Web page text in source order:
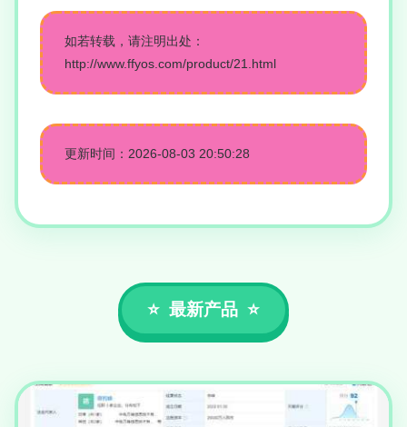
如若转载，请注明出处：
http://www.ffyos.com/product/21.html
更新时间：2026-08-03 20:50:28
最新产品